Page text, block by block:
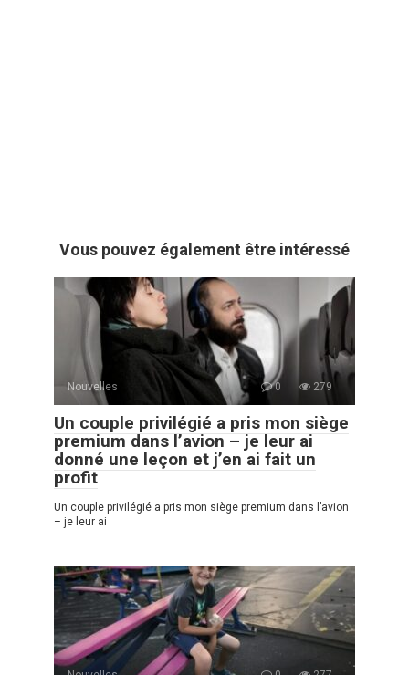
Vous pouvez également être intéressé
Nouvelles 0 279
Un couple privilégié a pris mon siège
premium dans l’avion – je leur ai
donné une leçon et j’en ai fait un
profit
Un couple privilégié a pris mon siège premium dans l’avion
– je leur ai